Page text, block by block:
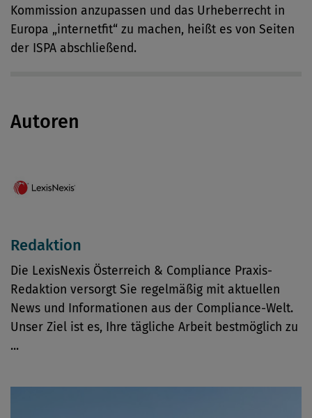
Kommission anzupassen und das Urheberrecht in
Europa „internetfit“ zu machen, heißt es von Seiten
der ISPA abschließend.
Autoren
Redaktion
Die LexisNexis Österreich & Compliance Praxis-
Redaktion versorgt Sie regelmäßig mit aktuellen
News und Informationen aus der Compliance-Welt.
Unser Ziel ist es, Ihre tägliche Arbeit bestmöglich zu
...